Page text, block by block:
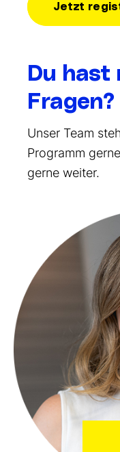
Jetzt
Du hast
Fragen?
Unser Team
Programm
gerne weiter.